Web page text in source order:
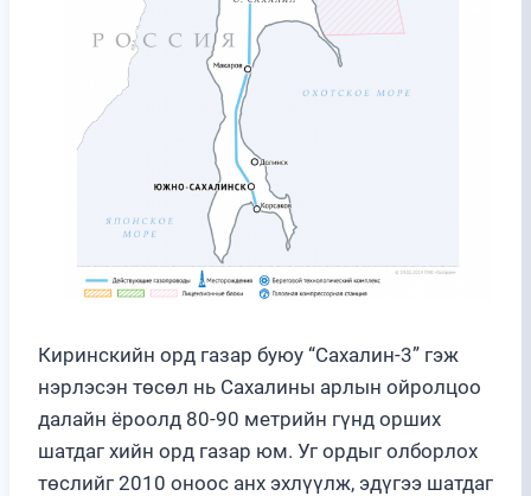
Киринскийн орд газар буюу “Сахалин-3” гэж
нэрлэсэн төсөл нь Сахалины арлын ойролцоо
далайн ёроолд 80-90 метрийн гүнд орших
шатдаг хийн орд газар юм. Уг ордыг олборлох
төслийг 2010 оноос анх эхлүүлж, эдүгээ шатдаг